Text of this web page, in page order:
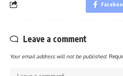
Leave a comment
Your email address will not be published.